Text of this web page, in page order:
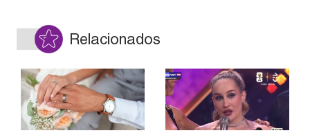
Relacionados